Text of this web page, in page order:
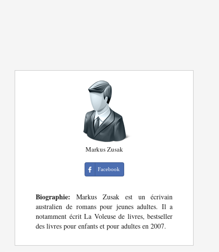
Markus Zusak
Facebook
Biographie: Markus Zusak est un écrivain
australien de romans pour jeunes adultes. Il a
notamment écrit La Voleuse de livres, bestseller
des livres pour enfants et pour adultes en 2007.